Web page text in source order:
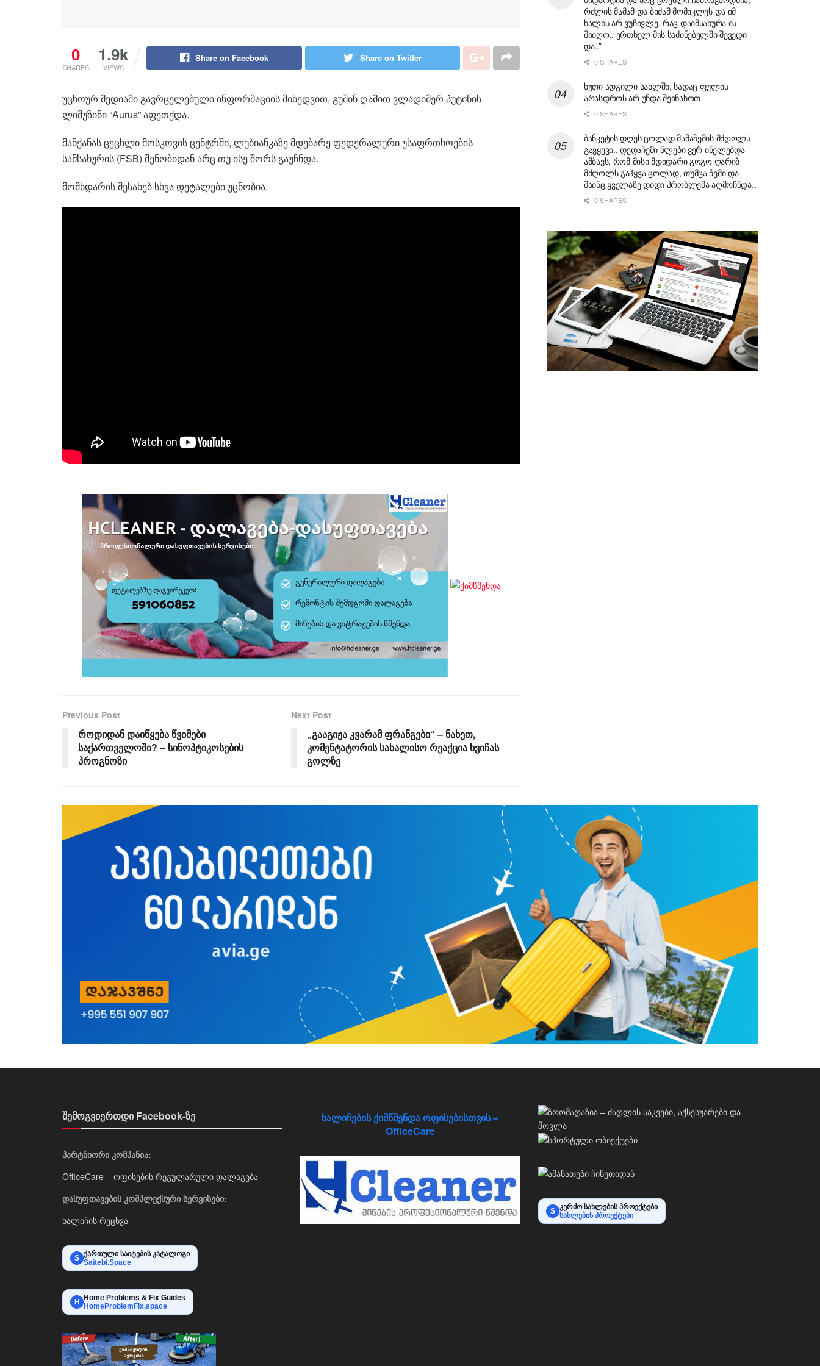
0
SHARES
1.9k
VIEWS
Share on Facebook Share on Twitter
უცხოურ მედიაში გავრცელებული ინფორმაციის მიხედვით, გუშინ ღამით ვლადიმერ პუტინის
ლიმუზინი “Aurus” აფეთქდა.
მანქანას ცეცხლი მოსკოვის ცენტრში, ლუბიანკაზე მდებარე ფედერალური უსაფრთხოების
სამსახურის (FSB) შენობიდან არც თუ ისე შორს გაუჩნდა.
მომხდარის შესახებ სხვა დეტალები უცნობია.
Previous Post
როდიდან დაიწყება წვიმები
საქართველოში? – სინოპტიკოსების
პროგნოზი
Next Post
„გააგიჟა კვარამ ფრანგები“ – ნახეთ,
კომენტატორის სახალისო რეაქცია ხვიჩას
გოლზე
რძლის მამამ და ბიძამ მომიკლეს და იმ
ხალხს არ ვუჩივლე, რაც დაიმსახურა ის
მიიღო.. ერთხელ მის საძინებელში შევედი
და..”
0 SHARES
ხუთი ადგილი სახლში, სადაც ფულის
არასდროს არ უნდა შეინახოთ
0 SHARES
ბანკეტის დღეს ცოლად მამაჩემის მძღოლს
გავყევი.. დედაჩემი წლები ვერ ინელებდა
ამბავს, რომ მისი მდიდარი გოგო ღარიბ
მძღოლს გაჰყვა ცოლად, თუმცა ჩემი და
მაინც ყველაზე დიდი პრობლემა აღმოჩნდა..
0 SHARES
შემოგვიერთდი Facebook-ზე
პარტნიორი კომპანია:
OfficeCare – ოფისების რეგულარული დალაგება
დასუფთავების კომპლექსური სერვისები:
ხალიჩის რეცხვა
S ქართული საიტების კატალოგი
Saitebi.Space
H
Home Problems & Fix Guides
HomeProblemFix.space
ხალიჩების ქიმწმენდა ოფისებისთვის –
OfficeCare
S კერძო სახლების პროექტები
სახლების პროექტები